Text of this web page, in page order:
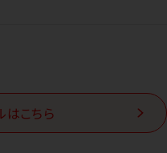
はこちら